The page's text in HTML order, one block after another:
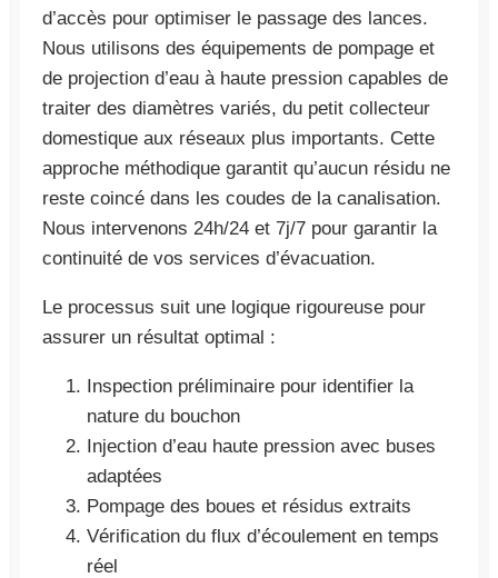
d’accès pour optimiser le passage des lances.
Nous utilisons des équipements de pompage et
de projection d’eau à haute pression capables de
traiter des diamètres variés, du petit collecteur
domestique aux réseaux plus importants. Cette
approche méthodique garantit qu’aucun résidu ne
reste coincé dans les coudes de la canalisation.
Nous intervenons 24h/24 et 7j/7 pour garantir la
continuité de vos services d’évacuation.
Le processus suit une logique rigoureuse pour
assurer un résultat optimal :
Inspection préliminaire pour identifier la
nature du bouchon
Injection d’eau haute pression avec buses
adaptées
Pompage des boues et résidus extraits
Vérification du flux d’écoulement en temps
réel